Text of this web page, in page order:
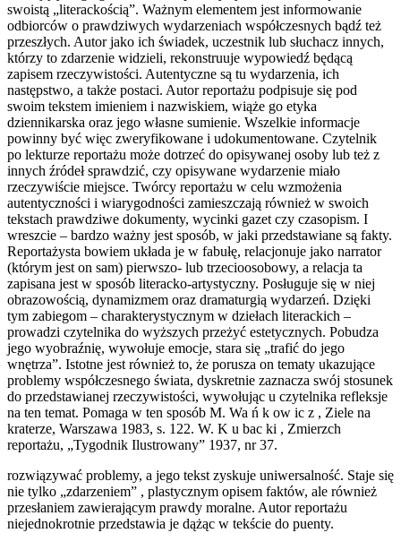
swoistą „literackością”. Ważnym elementem jest informowanie
odbiorców o prawdziwych wydarzeniach współczesnych bądź też
przeszłych. Autor jako ich świadek, uczestnik lub słuchacz innych,
którzy to zdarzenie widzieli, rekonstruuje wypowiedź będącą
zapisem rzeczywistości. Autentyczne są tu wydarzenia, ich
następstwo, a także postaci. Autor reportażu podpisuje się pod
swoim tekstem imieniem i nazwiskiem, wiąże go etyka
dziennikarska oraz jego własne sumienie. Wszelkie informacje
powinny być więc zweryfikowane i udokumentowane. Czytelnik
po lekturze reportażu może dotrzeć do opisywanej osoby lub też z
innych źródeł sprawdzić, czy opisywane wydarzenie miało
rzeczywiście miejsce. Twórcy reportażu w celu wzmożenia
autentyczności i wiarygodności zamieszczają również w swoich
tekstach prawdziwe dokumenty, wycinki gazet czy czasopism. I
wreszcie – bardzo ważny jest sposób, w jaki przedstawiane są fakty.
Reportażysta bowiem układa je w fabułę, relacjonuje jako narrator
(którym jest on sam) pierwszo- lub trzecioosobowy, a relacja ta
zapisana jest w sposób literacko-artystyczny. Posługuje się w niej
obrazowością, dynamizmem oraz dramaturgią wydarzeń. Dzięki
tym zabiegom – charakterystycznym w dziełach literackich –
prowadzi czytelnika do wyższych przeżyć estetycznych. Pobudza
jego wyobraźnię, wywołuje emocje, stara się „trafić do jego
wnętrza”. Istotne jest również to, że porusza on tematy ukazujące
problemy współczesnego świata, dyskretnie zaznacza swój stosunek
do przedstawianej rzeczywistości, wywołując u czytelnika refleksje
na ten temat. Pomaga w ten sposób M. Wa ń k ow ic z , Ziele na
kraterze, Warszawa 1983, s. 122. W. K u bac ki , Zmierzch
reportażu, „Tygodnik Ilustrowany” 1937, nr 37.
rozwiązywać problemy, a jego tekst zyskuje uniwersalność. Staje się
nie tylko „zdarzeniem” , plastycznym opisem faktów, ale również
przesłaniem zawierającym prawdy moralne. Autor reportażu
niejednokrotnie przedstawia je dążąc w tekście do puenty.